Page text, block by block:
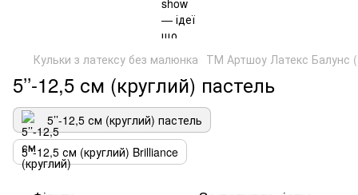
Кульки з латексу без малюнка ТМ Артшоу Латекс Балунс
5’’-12,5 см (круглий) пастель
5’’-12,5 см (круглий) пастель
5’’-12,5 см (круглий) Brilliance